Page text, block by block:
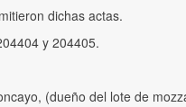
dichas actas.
y 204405.
(dueño del lote de